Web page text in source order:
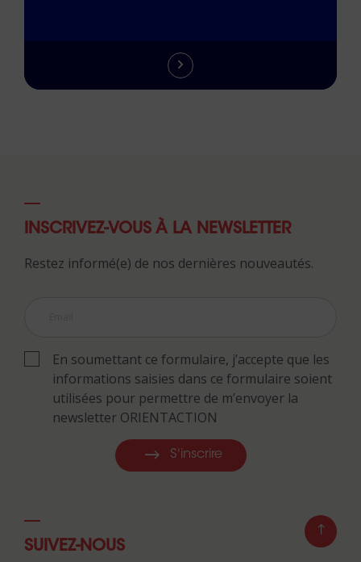
INSCRIVEZ-VOUS À LA NEWSLETTER
Restez informé(e) de nos dernières nouveautés.
En soumettant ce formulaire, j’accepte que les
informations saisies dans ce formulaire soient
utilisées pour permettre de m’envoyer la
newsletter ORIENTACTION
S'inscrire
SUIVEZ-NOUS